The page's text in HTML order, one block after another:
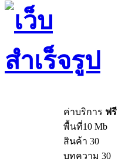
ค่าบริการ ฟรี
พื้นที่10 Mb
สินค้า 30
บทความ 30